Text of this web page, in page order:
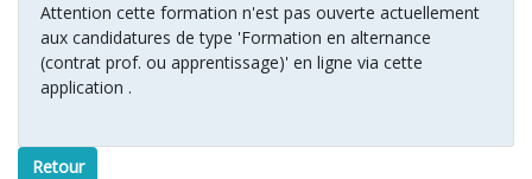
Attention cette formation n'est pas ouverte actuellement
aux candidatures de type 'Formation en alternance
(contrat prof. ou apprentissage)' en ligne via cette
application .
Retour